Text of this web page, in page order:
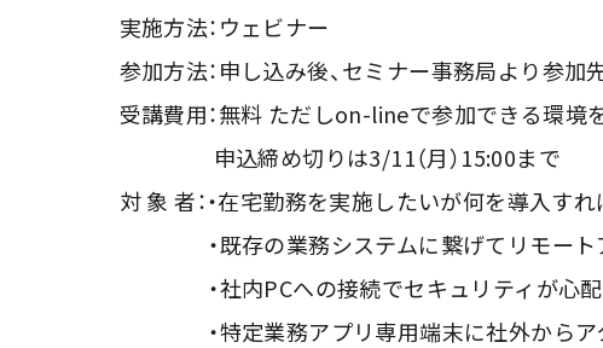
実施方法：ウェビナー
参加方法：申し込み後、セミナー事務局より参加
受講費用：無料 ただしon-lineで参加できる環境
申込締め切りは3/11（月）15:00まで
対 象 者：・在宅勤務を実施したいが何を導入す
・既存の業務システムに繋げてリモート
・社内PCへの接続でセキュリティが心配
・特定業務アプリ専用端末に社外からア